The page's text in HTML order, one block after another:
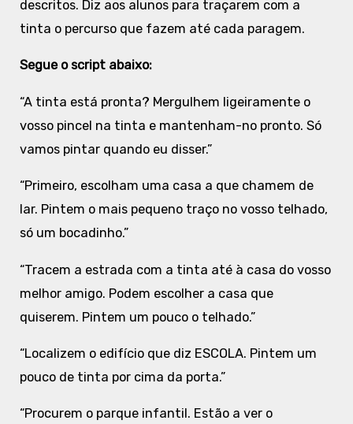
descritos. Diz aos alunos para traçarem com a
tinta o percurso que fazem até cada paragem.
Segue o script abaixo:
“A tinta está pronta? Mergulhem ligeiramente o
vosso pincel na tinta e mantenham-no pronto. Só
vamos pintar quando eu disser.”
“Primeiro, escolham uma casa a que chamem de
lar. Pintem o mais pequeno traço no vosso telhado,
só um bocadinho.”
“Tracem a estrada com a tinta até à casa do vosso
melhor amigo. Podem escolher a casa que
quiserem. Pintem um pouco o telhado.”
“Localizem o edifício que diz ESCOLA. Pintem um
pouco de tinta por cima da porta.”
“Procurem o parque infantil. Estão a ver o